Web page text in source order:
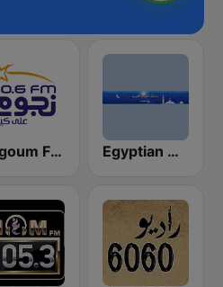
Nogoum FM 100.6 (نجوم فم) Egyptian Holy Quran Radio (اذاعه القرآن الكريم المصريه)